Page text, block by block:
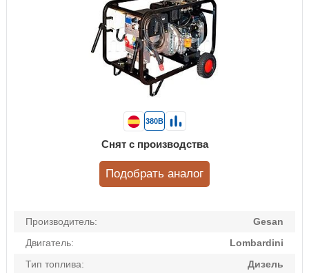
Производитель:
Gesan
Двигатель:
Lombardini
Тип топлива:
Дизель
380В
Снят с производства
Подобрать аналог